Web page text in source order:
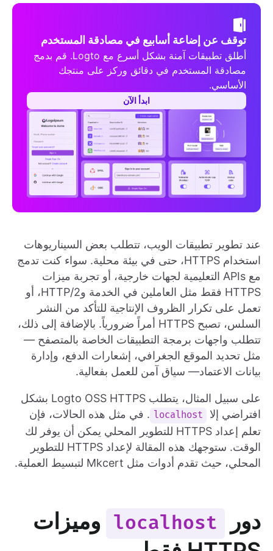
توقف عن إضاعة أسابيع في مصادقة المستخدم
أطلق تطبيقات آمنة بشكل أسرع مع Logto. قم بدمج
مصادقة المستخدم في دقائق وركز على منتجك
الأساسي.
ابدأ الآن
عند تطوير تطبيقات الويب، تتطلب بعض السيناريوهات
استخدام HTTPS، حتى في بيئة محلية. سواء كنت تدمج
مع APIs التعليمية لجهات خارجية، أو تجربة ميزات
HTTPS فقط مثل العاملين في الخدمة وHTTP/2، أو
تعمل على تكرار الظروف الإنتاجية للتأكد من النشر
السلس، تصبح HTTPS أمراً ضرورياً. بالإضافة إلى ذلك،
تتطلب واجهات برمجة التطبيقات الخاصة بالمتصفح —
مثل تحديد الموقع الجغرافي، إشعارات الدفع، وإدارة
بيانات الاعتماد— سياق آمن للعمل بفعالية.
على سبيل المثال، يتطلب Logto OSS HTTPS بشكل
افتراضي إلا
localhost . في مثل هذه الحالات، فإن
تعلم إعداد HTTPS للتطوير المحلي يمكن أن يوفر لك
الوقت. ستوجهك هذه المقالة لإعداد HTTPS للتطوير
المحلي، حيث تقدم أدوات مثل Mkcert لتبسيط العملية.
دور localhost
وميزات